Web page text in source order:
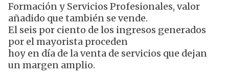
Formación y Servicios Profesionales, valor
añadido que también se vende.
El seis por ciento de los ingresos generados
por el mayorista proceden
hoy en día de la venta de servicios que dejan
un margen amplio.